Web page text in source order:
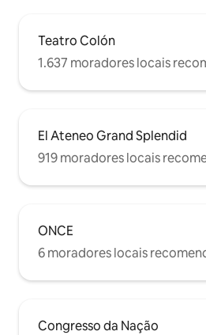
Teatro Colón
1.637 moradores locais
El Ateneo Grand Splendid
919 moradores locais
ONCE
6 moradores locais
Congresso da Nação